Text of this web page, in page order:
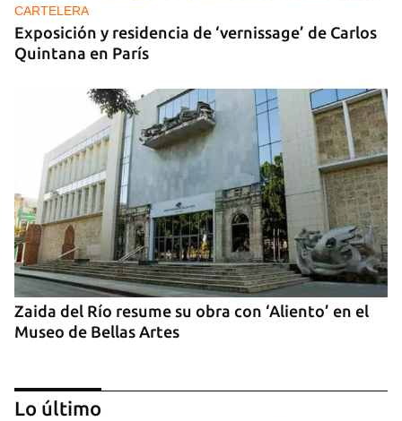
CARTELERA
Exposición y residencia de ‘vernissage’ de Carlos
Quintana en París
Zaida del Río resume su obra con ‘Aliento’ en el
Museo de Bellas Artes
Lo último